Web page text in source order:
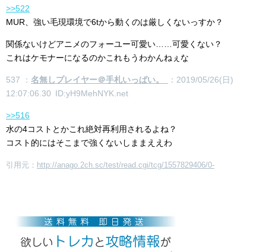
>>522
MUR、強い毛現環境で6tから動くのは厳しくないっすか？
関係ないけどアニメのフォーユー可愛い……可愛くない？
これはケモナーになるのかこれもうわかんねぇな
537 ： 名無しプレイヤー＠手札いっぱい。
：2019/05/26(日)
12:07:06.30 ID:yH9MehNYK.net
>>516
水の4コストとかこれ絶対再利用されるよね？
コスト的にはそこまで強くないしままええわ
引用元： http://anago.2ch.sc/test/read.cgi/tcg/1557829406/0-